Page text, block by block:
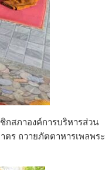
กสภาองค์การบริหารส่วน
ตร ถวายภัตตาหารเพลพระ